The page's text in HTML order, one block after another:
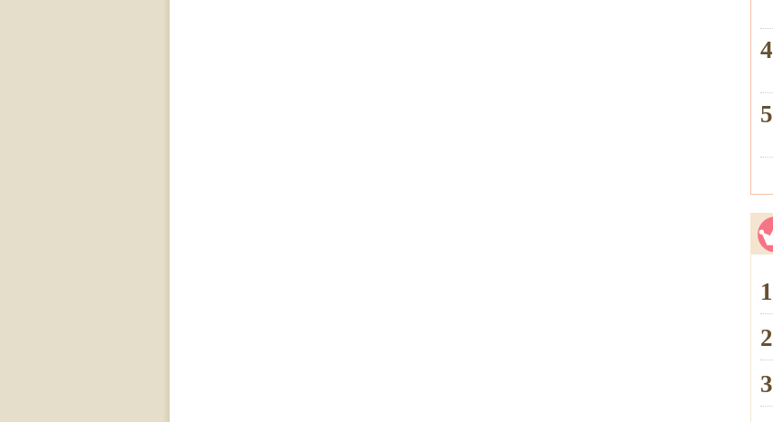
4
5
1
2
3